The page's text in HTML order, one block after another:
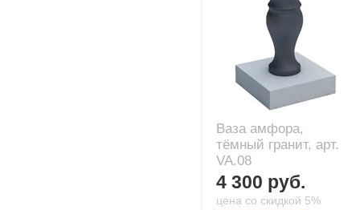
Ваза амфора,
тёмный гранит, арт.
VA.08
4 300 руб.
цена со скидкой 5%